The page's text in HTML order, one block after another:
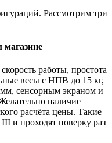
Рассмотрим три
работы, простота
весы с НПВ до 15 кг,
сенсорным экраном и
наличие
расчёта цены. Такие
и проходят поверку раз